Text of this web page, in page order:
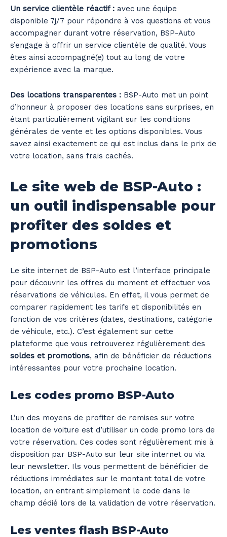
Un service clientèle réactif : avec une équipe
disponible 7j/7 pour répondre à vos questions et vous
accompagner durant votre réservation, BSP-Auto
s’engage à offrir un service clientèle de qualité. Vous
êtes ainsi accompagné(e) tout au long de votre
expérience avec la marque.
Des locations transparentes : BSP-Auto met un point
d’honneur à proposer des locations sans surprises, en
étant particulièrement vigilant sur les conditions
générales de vente et les options disponibles. Vous
savez ainsi exactement ce qui est inclus dans le prix de
votre location, sans frais cachés.
Le site web de BSP-Auto :
un outil indispensable pour
profiter des soldes et
promotions
Le site internet de BSP-Auto est l’interface principale
pour découvrir les offres du moment et effectuer vos
réservations de véhicules. En effet, il vous permet de
comparer rapidement les tarifs et disponibilités en
fonction de vos critères (dates, destinations, catégorie
de véhicule, etc.). C’est également sur cette
plateforme que vous retrouverez régulièrement des
soldes et promotions, afin de bénéficier de réductions
intéressantes pour votre prochaine location.
Les codes promo BSP-Auto
L’un des moyens de profiter de remises sur votre
location de voiture est d’utiliser un code promo lors de
votre réservation. Ces codes sont régulièrement mis à
disposition par BSP-Auto sur leur site internet ou via
leur newsletter. Ils vous permettent de bénéficier de
réductions immédiates sur le montant total de votre
location, en entrant simplement le code dans le
champ dédié lors de la validation de votre réservation.
Les ventes flash BSP-Auto